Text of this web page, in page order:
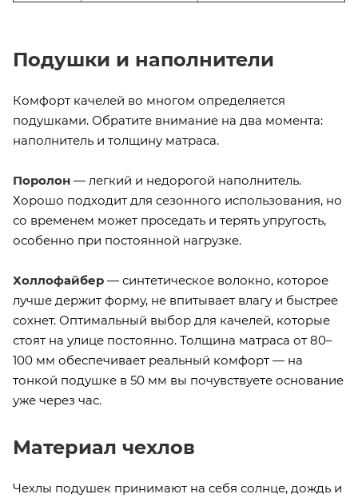
Подушки и наполнители
Комфорт качелей во многом определяется
подушками. Обратите внимание на два момента:
наполнитель и толщину матраса.
Поролон — легкий и недорогой наполнитель.
Хорошо подходит для сезонного использования, но
со временем может проседать и терять упругость,
особенно при постоянной нагрузке.
Холлофайбер — синтетическое волокно, которое
лучше держит форму, не впитывает влагу и быстрее
сохнет. Оптимальный выбор для качелей, которые
стоят на улице постоянно. Толщина матраса от 80–
100 мм обеспечивает реальный комфорт — на
тонкой подушке в 50 мм вы почувствуете основание
уже через час.
Материал чехлов
Чехлы подушек принимают на себя солнце, дождь и